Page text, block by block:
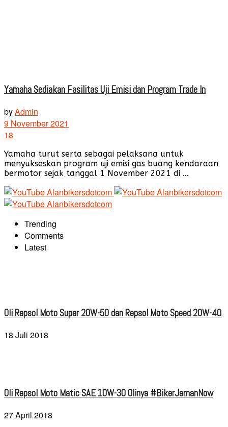
Yamaha Sediakan Fasilitas Uji Emisi dan Program Trade In
byAdmin
9 November 2021
18
Yamaha turut serta sebagai pelaksana untuk
menyukseskan program uji emisi gas buang kendaraan
bermotor sejak tanggal 1 November 2021 di ...
Trending
Comments
Latest
Oli Repsol Moto Super 20W-50 dan Repsol Moto Speed 20W-40
18 Juli 2018
Oli Repsol Moto Matic SAE 10W-30 Olinya #BikerJamanNow
27 April 2018